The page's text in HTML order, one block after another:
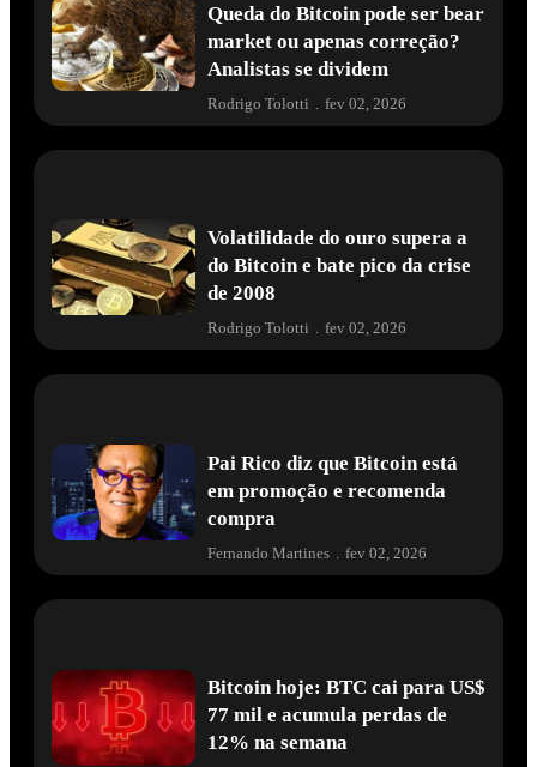
Queda do Bitcoin pode ser bear
market ou apenas correção?
Analistas se dividem
Rodrigo Tolotti fev 02, 2026
Volatilidade do ouro supera a
do Bitcoin e bate pico da crise
de 2008
Rodrigo Tolotti . fev 02, 2026
Pai Rico diz que Bitcoin está
em promoção e recomenda
compra
Fernando Martines fev 02, 2026
Bitcoin hoje: BTC cai para US$
77 mil e acumula perdas de
12% na semana